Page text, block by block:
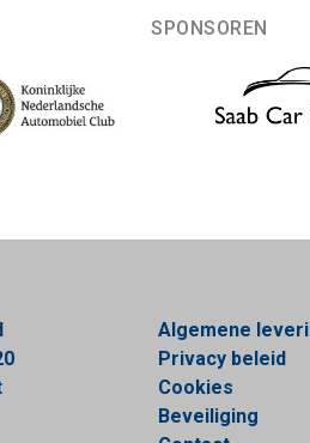
SPONSOREN
Algemene
Privacy beleid
Cookies
Beveiliging